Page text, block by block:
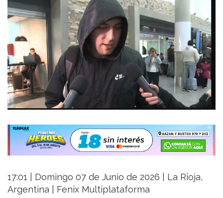
17:01 | Domingo 07 de Junio de 2026 | La Rioja,
Argentina | Fenix Multiplataforma